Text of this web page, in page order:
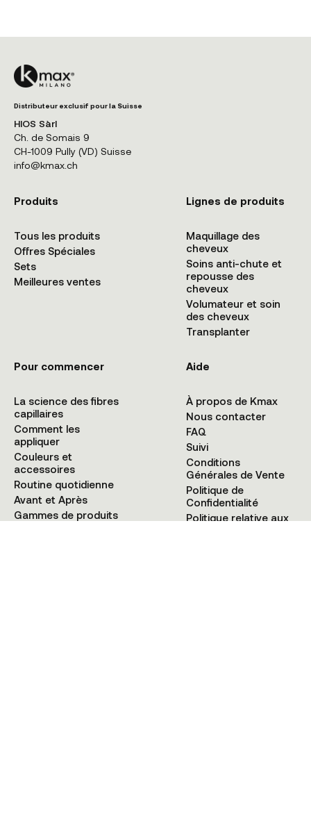
Distributeur exclusif pour la Suisse
HIOS Sàrl
Ch. de Somais 9
CH-1009 Pully (VD) Suisse
info@kmax.ch
Produits
Tous les produits
Offres Spéciales
Sets
Meilleures ventes
Lignes de produits
Maquillage des
cheveux
Soins anti-chute et
repousse des
cheveux
Volumateur et soin
des cheveux
Transplanter
Pour commencer
La science des fibres
capillaires
Comment les
appliquer
Couleurs et
accessoires
Routine quotidienne
Avant et Après
Gammes de produits
Aide
À propos de Kmax
Nous contacter
FAQ
Suivi
Conditions
Générales de Vente
Politique de
Confidentialité
Politique relative aux